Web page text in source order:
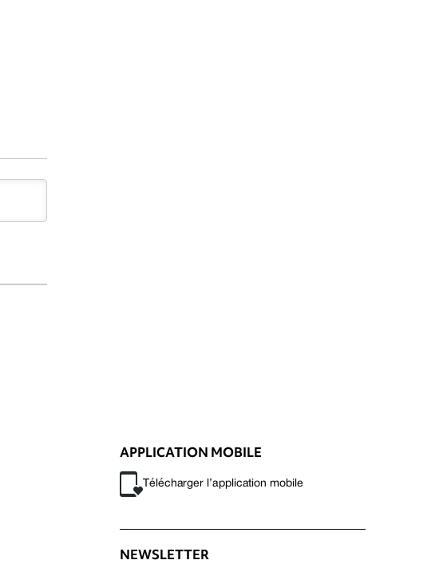
APPLICATION MOBILE
Télécharger l’application mobile
NEWSLETTER